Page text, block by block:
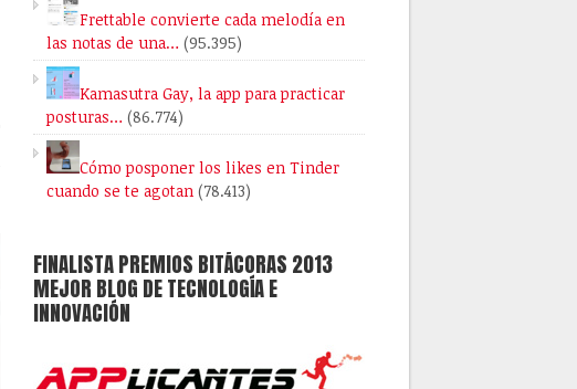
Frettable convierte cada melodía en
las notas de una… (95.395)
Kamasutra Gay, la app para practicar
posturas… (86.774)
Cómo posponer los likes en Tinder
cuando se te agotan (78.413)
FINALISTA PREMIOS BITÁCORAS 2013
MEJOR BLOG DE TECNOLOGÍA E
INNOVACIÓN